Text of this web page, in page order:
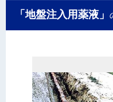
「地盤注入用薬液」